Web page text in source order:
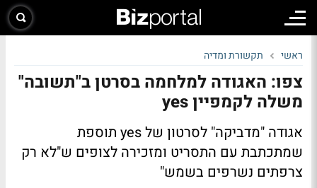
ראשי תקשורת ומדיה
צפו: האגודה למלחמה בסרטן ב"תשובה"
משלה לקמפיין yes
אגודה "מדביקה" לסרטון של yes תוספת
שמתכתבת עם התסריט ומזכירה לצופים ש"לא רק
צרפתים נשרפים בשמש"